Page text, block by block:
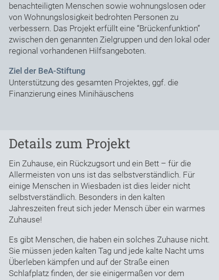
benachteiligten Menschen sowie wohnungslosen oder
von Wohnungslosigkeit bedrohten Personen zu
verbessern. Das Projekt erfüllt eine “Brückenfunktion”
zwischen den genannten Zielgruppen und den lokal oder
regional vorhandenen Hilfsangeboten.
Ziel der BeA-Stiftung
Unterstützung des gesamten Projektes, ggf. die
Finanzierung eines Minihäuschens
Details zum Projekt
Ein Zuhause, ein Rückzugsort und ein Bett – für die
Allermeisten von uns ist das selbstverständlich. Für
einige Menschen in Wiesbaden ist dies leider nicht
selbstverständlich. Besonders in den kalten
Jahreszeiten freut sich jeder Mensch über ein warmes
Zuhause!
Es gibt Menschen, die haben ein solches Zuhause nicht.
Sie müssen jeden kalten Tag und jede kalte Nacht ums
Überleben kämpfen und auf der Straße einen
Schlafplatz finden, der sie einigermaßen vor dem